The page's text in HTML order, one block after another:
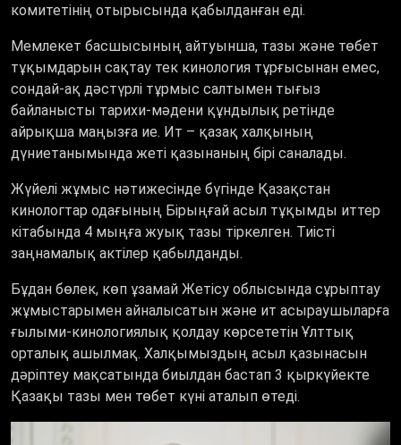
комитетінің отырысында қабылданған еді.
Мемлекет басшысының айтуынша, тазы және төбет
тұқымдарын сақтау тек кинология тұрғысынан емес,
сондай-ақ дәстүрлі тұрмыс салтымен тығыз
байланысты тарихи-мәдени құндылық ретінде
айрықша маңызға ие. Ит – қазақ халқының
дүниетанымында жеті қазынаның бірі саналады.
Жүйелі жұмыс нәтижесінде бүгінде Қазақстан
кинологтар одағының Бірыңғай асыл тұқымды иттер
кітабында 4 мыңға жуық тазы тіркелген. Тиісті
заңнамалық актілер қабылданды.
Бұдан бөлек, көп ұзамай Жетісу облысында сұрыптау
жұмыстарымен айналысатын және ит асыраушыларға
ғылыми-кинологиялық қолдау көрсететін Ұлттық
орталық ашылмақ. Халқымыздың асыл қазынасын
дәріптеу мақсатында биылдан бастап 3 қыркүйекте
Қазақы тазы мен төбет күні аталып өтеді.